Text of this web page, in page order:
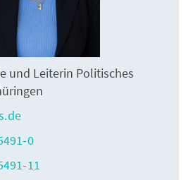
und Leiterin Politisches
0
11